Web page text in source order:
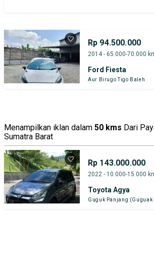
Rp 94.500.000
2014 - 65.000-70.000
Ford Fiesta
Aur Birugo Tigo Baleh
Menampilkan iklan dalam 50 kms Dari
Sumatra Barat
Rp 143.000.000
2022 - 10.000-15.000
Toyota Agya
Guguk Panjang (Guguak